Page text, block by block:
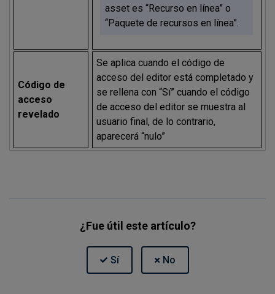
asset es “Recurso en línea” o
“Paquete de recursos en línea”.
Código de
acceso
revelado
Se aplica cuando el código de
acceso del editor está completado y
se rellena con “Sí” cuando el código
de acceso del editor se muestra al
usuario final, de lo contrario,
aparecerá “nulo”
¿Fue útil este artículo?